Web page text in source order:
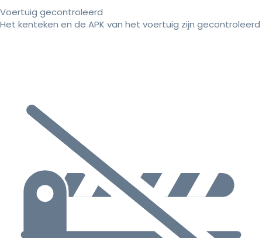
Voertuig gecontroleerd
Het kenteken en de APK van het voertuig zijn gecontroleerd